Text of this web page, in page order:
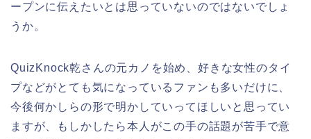
ープンに伝えたいとは思っていないのではないでしょ
うか。
QuizKnock乾さんの元カノを始め、好きな女性のタイ
プなどがとても気になっているファンも多いだけに、
今後何かしらの形で明かしていってほしいと思ってい
ますが、もしかしたら本人がこの手の話題が苦手で意